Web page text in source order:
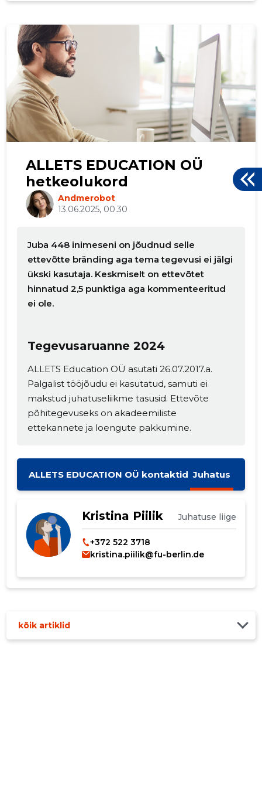
ALLETS EDUCATION OÜ
hetkeolukord
Andmerobot
13.06.2025, 00.30
Juba 448 inimeseni on jõudnud selle
ettevõtte bränding aga tema tegevusi ei jälgi
ükski kasutaja. Keskmiselt on ettevõtet
hinnatud 2,5 punktiga aga kommenteeritud
ei ole.
Tegevusaruanne 2024
ALLETS Education OÜ asutati 26.07.2017.a.
Palgalist tööjõudu ei kasutatud, samuti ei
makstud juhatuseliikme tasusid. Ettevõte
põhitegevuseks on akadeemiliste
ettekannete ja loengute pakkumine.
ALLETS EDUCATION OÜ kontaktid Juhatus
Kristina Piilik Juhatuse liige
+372 522 3718
kristina.piilik@fu-berlin.de
kõik artiklid
Muuda pildi
kirjeldust